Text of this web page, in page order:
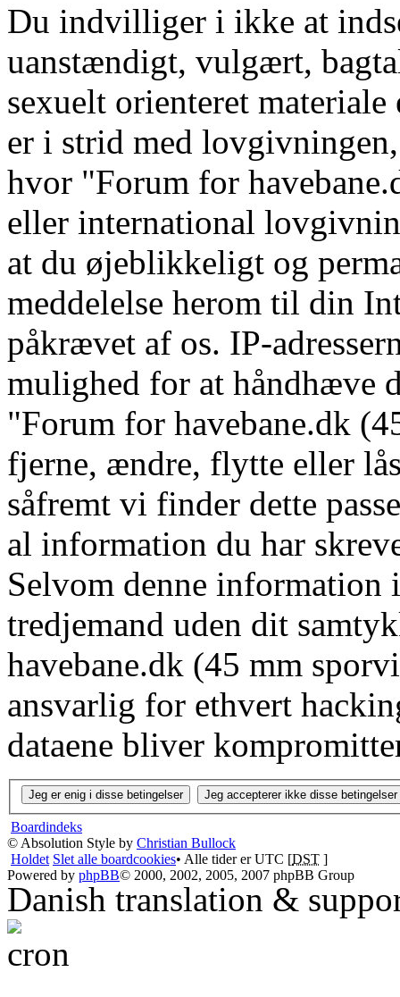
Du indvilliger i ikke at
uanstændigt, vulgært,
sexuelt orienteret
er i strid med
hvor "Forum for
eller international
at du øjeblikkeligt og
meddelelse herom til din
påkrævet af os. IP-
mulighed for at håndhæve
"Forum for havebane.dk
fjerne, ændre, flytte eller
såfremt vi finder dette
al information du har
Selvom denne
tredjemand uden dit
havebane.dk (45 mm
ansvarlig for ethvert
dataene bliver
Boardindeks
© Absolution Style by Christian Bullock
Holdet Slet alle boardcookies• Alle tider er UTC [DST ]
Powered by phpBB© 2000, 2002, 2005, 2007 phpBB Group
Danish translation &